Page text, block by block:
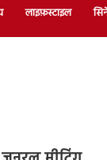
लाइफ़स्टाइल